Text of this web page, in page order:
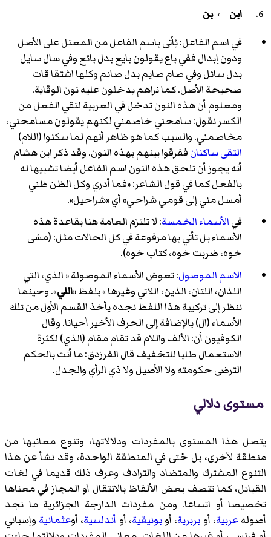
ابن ←بن
في اسم الفاعل: يُأتى باسم الفاعل من المعتل على الأصل
ودون إبدال ففي باع يقولون بايع بدل بائع وفي سال سايل
بدل سائل وفي صام صايم بدل صائم وكلها اشتقا قات
صحيحة الأصل. كما نراهم يدخلون عليه نون الوقاية.
ومعلوم أن هذه النون تدخل في العربية لتقي الفعل من
الكسر نقول: سامحني خاصمني لكنهم يقولون مسامحني،
مخاصمني. والسبب كما هو ظاهر أنهم لما سكنوا (اللام)
التقى ساكنانففرقوا بينهم بهذه النون. وقد ذكر ابن هشام
أنه يجوز أن تلحق هذه النون اسم الفاعل أيضا تشبيها له
بالفعل كما في قول الشاعر: «فما أدري وكل الظن ظني
أمسل مني إلى قومي شراحي» أي «شراحيل».
فيالأسماء الخمسة: لا تلتزم العامة هنا بقاعدة هذه
الأسماء بل تأتي بها مرفوعة في كل الحالات مثل: (مشى
خوه، ضربت خوه، كتاب خوه).
الاسم الموصول: تعوض الأسماء الموصولة « الذي، التي
اللذان، اللتان، الذين، اللاتي وغيرها » بلفظ «اللي». وحينما
ننظر إلى تركيبة هذا اللفظ نجده يأخذ القسم الأول من تلك
الأسماء (ال) بالإضافة إلى الحرف الأخير أحيانا. وقال
الكوفيون أن: الألف واللام قد تقام مقام (الذي) لكثرة
الاستعمال طلبا للتخفيف قال الفرزدق: ما أنت بالحكم
الترضى حكومته ولا الأصيل ولا ذي الرأي والجدل.
مستوى دلالي
يتصل هذا المستوى بالمفردات ودلالاتها، وتنوع معانيها من
منطقة لأخرى، بل حّتى في المنطقة الواحدة، وقد نشأ عن هذا
التنوع المشترك والمتضاد والترادف وعرف ذلك قديما في لغات
القبائل، كما تتصف بعض الألفاظ بالانتقال أو المجاز في معناها
تخصيصا أو اتساعا. ومن مفردات الدارجة الجزائرية ما نجد
أصولهعربية، أو بربرية، أوبونيقية، أو أندلسية، أوعثمانية وإسباني